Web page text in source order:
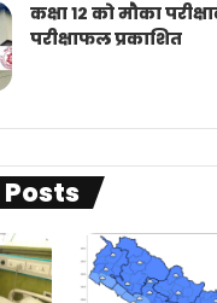
कक्षा १२ को मौका
परीक्षाफल प्रकाशित